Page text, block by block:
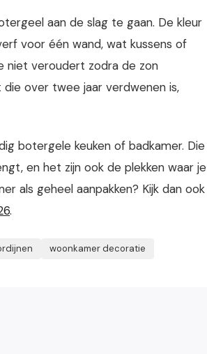
aan de slag te gaan. De kleur
voor één wand, wat kussens of
niet veroudert zodra de zon
over twee jaar verdwenen is,
botergele keuken of badkamer. Die
en het zijn ook de plekken waar je
als geheel aanpakken? Kijk dan ook
.
woonkamer decoratie